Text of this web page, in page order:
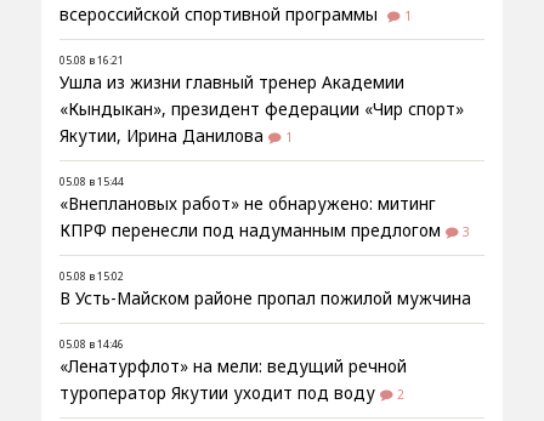
всероссийской спортивной программы
1
05.08 в 16:21
Ушла из жизни главный тренер Академии
«Кындыкан», президент федерации «Чир спорт»
Якутии, Ирина Данилова
1
05.08 в 15:44
«Внеплановых работ» не обнаружено: митинг
КПРФ перенесли под надуманным предлогом
3
05.08 в 15:02
В Усть-Майском районе пропал пожилой мужчина
05.08 в 14:46
«Ленатурфлот» на мели: ведущий речной
туроператор Якутии уходит под воду
2